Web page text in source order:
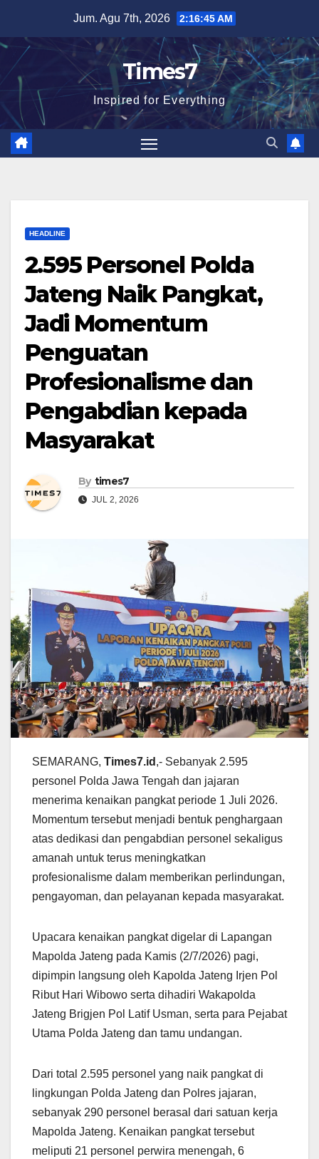
content
Jum. Agu 7th, 2026 2:16:47 AM
Times7
Inspired for Everything
HEADLINE
2.595 Personel Polda
Jateng Naik Pangkat,
Jadi Momentum
Penguatan
Profesionalisme dan
Pengabdian kepada
Masyarakat
By times7
JUL 2, 2026
SEMARANG, Times7.id ,- Sebanyak 2.595
personel Polda Jawa Tengah dan jajaran
menerima kenaikan pangkat periode 1 Juli 2026.
Momentum tersebut menjadi bentuk penghargaan
atas dedikasi dan pengabdian personel sekaligus
amanah untuk terus meningkatkan
profesionalisme dalam memberikan perlindungan,
pengayoman, dan pelayanan kepada masyarakat.
Upacara kenaikan pangkat digelar di Lapangan
Mapolda Jateng pada Kamis (2/7/2026) pagi,
dipimpin langsung oleh Kapolda Jateng Irjen Pol
Ribut Hari Wibowo serta dihadiri Wakapolda
Jateng Brigjen Pol Latif Usman, serta para Pejabat
Utama Polda Jateng dan tamu undangan.
Dari total 2.595 personel yang naik pangkat di
lingkungan Polda Jateng dan Polres jajaran,
sebanyak 290 personel berasal dari satuan kerja
Mapolda Jateng. Kenaikan pangkat tersebut
meliputi 21 personel perwira menengah, 6